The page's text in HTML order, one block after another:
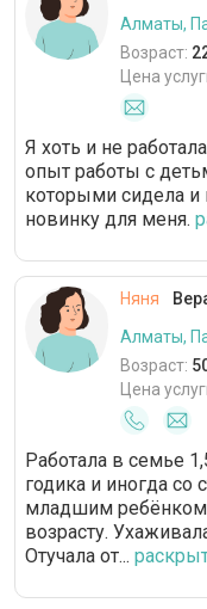
Алматы,
Возраст:
Цена
Я хоть и не
опыт работы с
которыми сидела и
новинку для меня.
Няня
Алматы,
Возраст:
Цена
Работала в семье
годика и иногда
младшим ребёнком
возрасту.
Отучала от...